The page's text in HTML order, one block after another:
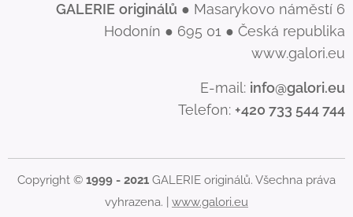
GALERIE originálů ● Masarykovo náměstí 6
Hodonín ● 695 01 ● Česká republika
www.galori.eu
E-mail: info@galori.eu
Telefon: +420 733 544 744
Copyright © 1999 - 2021 GALERIE originálů. Všechna práva
vyhrazena. | www.galori.eu